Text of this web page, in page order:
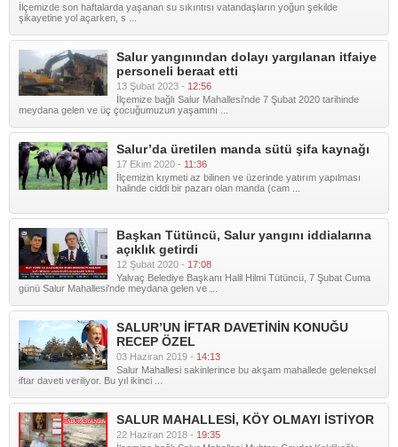
İlçemizde son haftalarda yaşanan su sıkıntısı vatandaşların yoğun şekilde
şikayetine yol açarken, s ...
Salur yangınından dolayı yargılanan itfaiye
personeli beraat etti
13 Şubat 2023 - 12:56
İlçemize bağlı Salur Mahallesi'nde 7 Şubat 2020 tarihinde
meydana gelen ve üç çocuğumuzun yaşamını ...
Salur’da üretilen manda sütü şifa kaynağı
17 Ekim 2020 - 11:36
İlçemizin kıymeti az bilinen ve üzerinde yatırım yapılması
halinde ciddi bir pazarı olan manda (cam ...
Başkan Tütüncü, Salur yangını iddialarına
açıklık getirdi
12 Şubat 2020 - 17:08
Yalvaç Belediye Başkanı Halil Hilmi Tütüncü, 7 Şubat Cuma
günü Salur Mahallesi'nde meydana gelen ve ...
SALUR’UN İFTAR DAVETİNİN KONUĞU
RECEP ÖZEL
03 Haziran 2019 - 14:13
Salur Mahallesi sakinlerince bu akşam mahallede geleneksel
iftar daveti veriliyor. Bu yıl ikinci ...
SALUR MAHALLESİ, KÖY OLMAYI İSTİYOR
22 Haziran 2018 - 19:35